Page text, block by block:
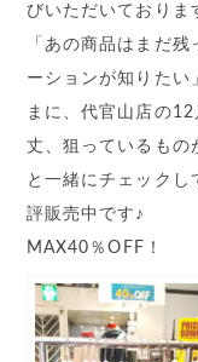
びいただいておりま
「あの商品はまだ
ーションが知りたい
まに、代官山店の
丈、狙っているもの
と一緒にチェックし
評販売中です♪
MAX40％OFF！